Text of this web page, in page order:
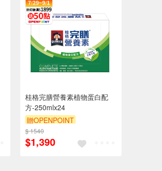
桂格完膳營養素植物蛋白配
方-250mlx24
贈OPENPOINT
贈OPENPOINT
$ 1540
$1,390